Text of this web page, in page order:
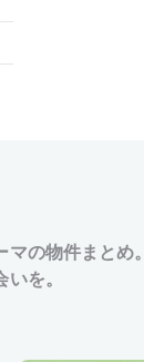
マの物件まとめ。
を。